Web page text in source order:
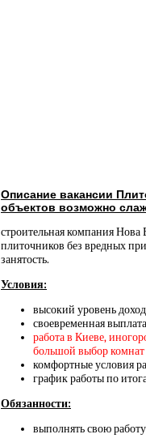
Описание вакансии
объектов возможно
строительная компания
плиточников без вредных
занятость.
Условия:
высокий уровень
своевременная
работа в Киеве,
большой выбор комнат
комфортные условия
график работы по
Обязанности:
выполнять свою